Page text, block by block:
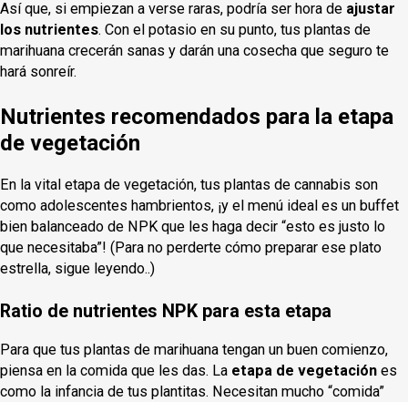
Así que, si empiezan a verse raras, podría ser hora de ajustar
los nutrientes. Con el potasio en su punto, tus plantas de
marihuana crecerán sanas y darán una cosecha que seguro te
hará sonreír.
Nutrientes recomendados para la etapa
de vegetación
En la vital etapa de vegetación, tus plantas de cannabis son
como adolescentes hambrientos, ¡y el menú ideal es un buffet
bien balanceado de NPK que les haga decir “esto es justo lo
que necesitaba”! (Para no perderte cómo preparar ese plato
estrella, sigue leyendo..)
Ratio de nutrientes NPK para esta etapa
Para que tus plantas de marihuana tengan un buen comienzo,
piensa en la comida que les das. La etapa de vegetación es
como la infancia de tus plantitas. Necesitan mucho “comida”